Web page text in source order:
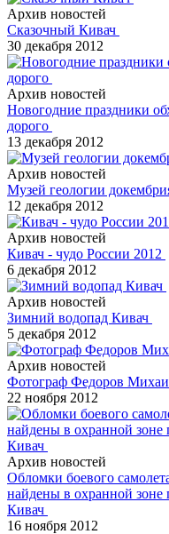
Архив новостей
Сказочный Кивач
30 декабря 2012
Архив новостей
Новогодние праздники
дорого
13 декабря 2012
Архив новостей
Музей геологии
12 декабря 2012
Архив новостей
Кивач - чудо России 2012
6 декабря 2012
Архив новостей
Зимний водопад Кивач
5 декабря 2012
Архив новостей
Фотограф Федоров
22 ноября 2012
Архив новостей
Обломки боевого
найдены в охранной зоне
Кивач
16 ноября 2012